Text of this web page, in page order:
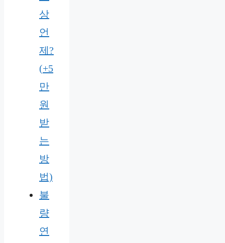
상
언
제?
(+5
만
원
받
는
방
법)
불
량
연